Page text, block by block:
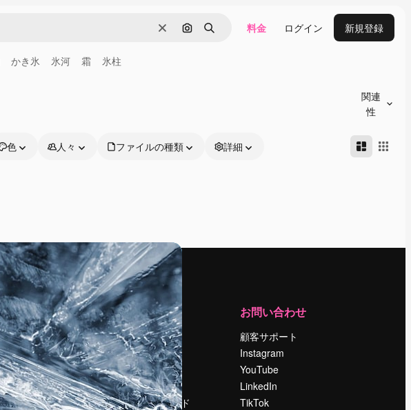
消去 画像で検索
検索 料金 ログイン 新規登録
かき氷 氷河 霜 氷柱
関連
性
色 人々 ファイルの種類 詳細
はじめに
Academy
ドキュメント
サポート
利用規約
プライバシーポリ
運営
料金
会社概要
Reviews
採用情報
検索トレンド
お問い合わせ
顧客サポート
Instagram
YouTube
LinkedIn
TikTok